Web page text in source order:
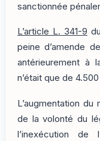
sanctionnée
L’article L. 341-9
peine d’amende
antérieurement à
n’était que de
L’augmentation
de la volonté du
l’inexécution de